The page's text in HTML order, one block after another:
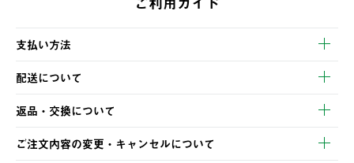
支払い方法
以下のいずれかの方法でお支払いいただけます。
・クレジットカード決済
・コンビニ決済
・Pay-easy決済
配送について
【発送スケジュール】
ご注文・ご入金完了より2営業日以内に商品を発送いたします。
土日祝の発送はございませんので、木曜日以降のご注文は週明け
の発送となる場合がございます。
返品・交換について
※お客様都合の場合
ご注文内容の変更・キャンセルについて